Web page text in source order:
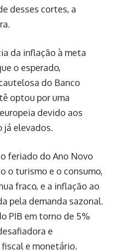
desses cortes, a
da inflação à meta
o esperado,
do Banco
optou por uma
devido aos
já elevados.
feriado do Ano Novo
o turismo e o consumo,
fraco, e a inflação ao
pela demanda sazonal.
PIB em torno de 5%
e
e monetário.